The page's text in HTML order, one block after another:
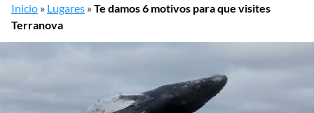
Inicio » Lugares »Te damos 6 motivos para que visites
Terranova